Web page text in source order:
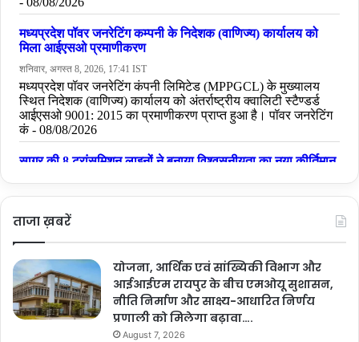
ताजा ख़बरें
योजना, आर्थिक एवं सांख्यिकी विभाग और
आईआईएम रायपुर के बीच एमओयू सुशासन,
नीति निर्माण और साक्ष्य-आधारित निर्णय
प्रणाली को मिलेगा बढ़ावा….
August 7, 2026